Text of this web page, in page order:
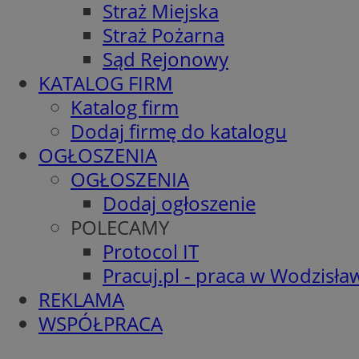
Straż Miejska
Straż Pożarna
Sąd Rejonowy
KATALOG FIRM
Katalog firm
Dodaj firmę do katalogu
OGŁOSZENIA
OGŁOSZENIA
Dodaj ogłoszenie
POLECAMY
Protocol IT
Pracuj.pl - praca w
REKLAMA
WSPÓŁPRACA